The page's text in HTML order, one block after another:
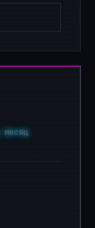
месяц